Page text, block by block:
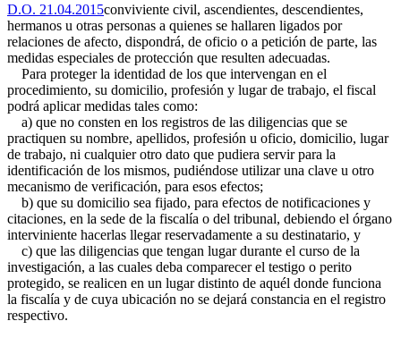
D.O. 21.04.2015conviviente civil, ascendientes, descendientes,
hermanos u otras personas a quienes se hallaren ligados por
relaciones de afecto, dispondrá, de oficio o a petición de parte, las
medidas especiales de protección que resulten adecuadas.
Para proteger la identidad de los que intervengan en el
procedimiento, su domicilio, profesión y lugar de trabajo, el fiscal
podrá aplicar medidas tales como:
a) que no consten en los registros de las diligencias que se
practiquen su nombre, apellidos, profesión u oficio, domicilio, lugar
de trabajo, ni cualquier otro dato que pudiera servir para la
identificación de los mismos, pudiéndose utilizar una clave u otro
mecanismo de verificación, para esos efectos;
b) que su domicilio sea fijado, para efectos de notificaciones y
citaciones, en la sede de la fiscalía o del tribunal, debiendo el órgano
interviniente hacerlas llegar reservadamente a su destinatario, y
c) que las diligencias que tengan lugar durante el curso de la
investigación, a las cuales deba comparecer el testigo o perito
protegido, se realicen en un lugar distinto de aquél donde funciona
la fiscalía y de cuya ubicación no se dejará constancia en el registro
respectivo.